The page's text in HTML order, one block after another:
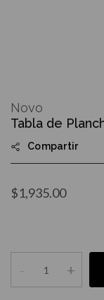
the
beginning
the
images
Tabla de
Compartir
$1,935.00
- +
Novo